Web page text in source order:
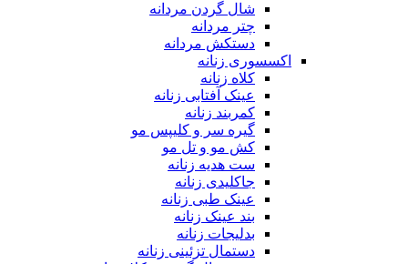
شال گردن مردانه
چتر مردانه
دستکش مردانه
اکسسوری زنانه
کلاه زنانه
عینک آفتابی زنانه
کمربند زنانه
گیره سر و کلیپس مو
کش مو و تل مو
ست هدیه زنانه
جاکلیدی زنانه
عینک طبی زنانه
بند عینک زنانه
بدلیجات زنانه
دستمال تزئینی زنانه